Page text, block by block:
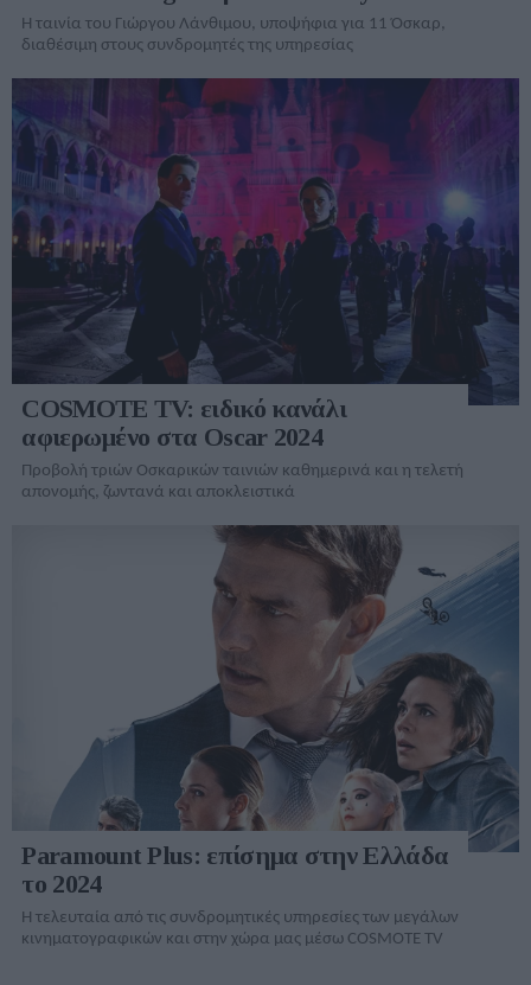
Η ταινία του Γιώργου Λάνθιμου, υποψήφια για 11 Όσκαρ,
διαθέσιμη στους συνδρομητές της υπηρεσίας
COSMOTE TV: ειδικό κανάλι
αφιερωμένο στα Oscar 2024
Προβολή τριών Οσκαρικών ταινιών καθημερινά και η τελετή
απονομής, ζωντανά και αποκλειστικά
Paramount Plus: επίσημα στην Ελλάδα
το 2024
Η τελευταία από τις συνδρομητικές υπηρεσίες των μεγάλων
κινηματογραφικών και στην χώρα μας μέσω COSMOTE TV